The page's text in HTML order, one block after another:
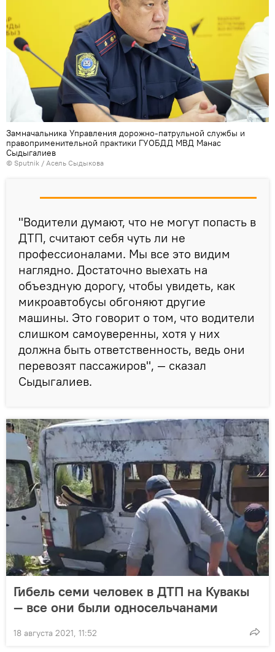
Замначальника Управления дорожно-патрульной службы и
правоприменительной практики ГУОБДД МВД Манас
Cыдыгалиев
© Sputnik / Асель Сыдыкова
"Водители думают, что не могут попасть в
ДТП, считают себя чуть ли не
профессионалами. Мы все это видим
наглядно. Достаточно выехать на
объездную дорогу, чтобы увидеть, как
микроавтобусы обгоняют другие
машины. Это говорит о том, что водители
слишком самоуверенны, хотя у них
должна быть ответственность, ведь они
перевозят пассажиров", — сказал
Сыдыгалиев.
Гибель семи человек в ДТП на Кувакы
— все они были односельчанами
18 августа 2021, 11:52